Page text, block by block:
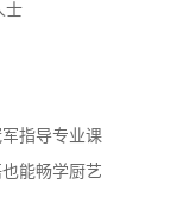
士
指导专业课
能畅学厨艺